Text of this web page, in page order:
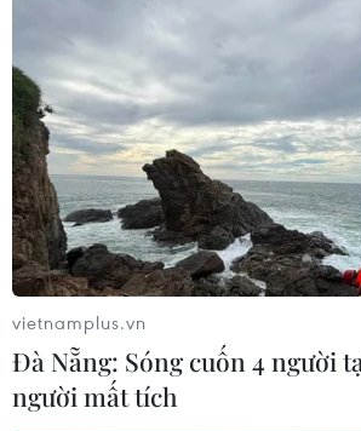
vietnamplus.vn
Đà Nẵng: Sóng cuốn 4 người
người mất tích